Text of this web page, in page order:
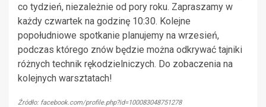
co tydzień, niezależnie od pory roku. Zapraszamy w
każdy czwartek na godzinę 10:30. Kolejne
popołudniowe spotkanie planujemy na wrzesień,
podczas którego znów będzie można odkrywać tajniki
różnych technik rękodzielniczych. Do zobaczenia na
kolejnych warsztatach!
Źródło: facebook.com/profile.php?id=100083048751278